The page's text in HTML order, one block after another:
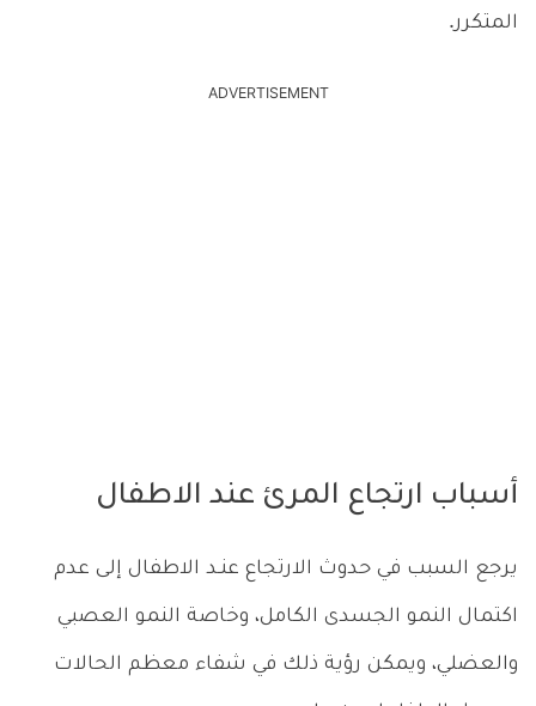
المتكرر.
ADVERTISEMENT
أسباب ارتجاع المرئ عند الاطفال
يرجع السبب في حدوث الارتجاع عنـد الاطفال إلى عدم
اكتمال النمو الجسدى الكامل، وخاصة النمو العصبي
والعضلي، ويمكن رؤية ذلك في شفاء معظم الحالات